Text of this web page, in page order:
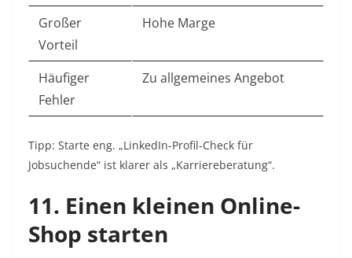
Großer
Vorteil
Hohe Marge
Häufiger
Fehler
Zu allgemeines Angebot
Tipp: Starte eng. „LinkedIn-Profil-Check für
Jobsuchende“ ist klarer als „Karriereberatung“.
11. Einen kleinen Online-
Shop starten